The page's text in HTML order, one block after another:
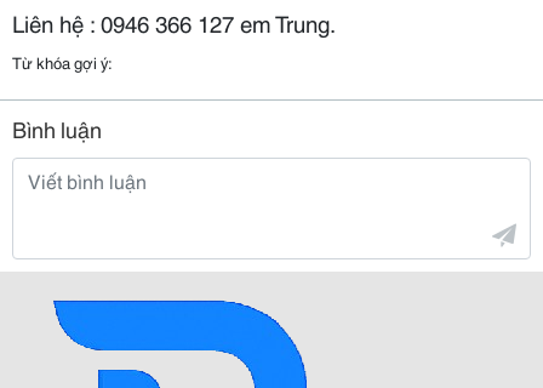
Liên hệ : 0946 366 127 em Trung.
Từ khóa gợi ý:
Bình luận